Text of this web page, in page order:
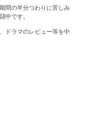
間の半分つわりに苦しみ
中です。
ドラマのレビュー等を中